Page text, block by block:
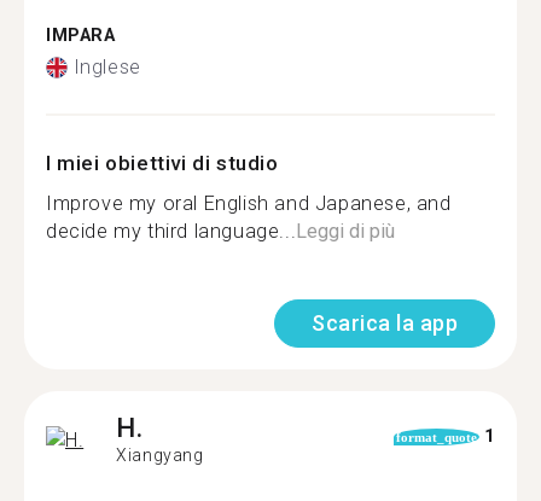
IMPARA
Inglese
I miei obiettivi di studio
Improve my oral English and Japanese, and
decide my third language...Leggi di più
Scarica la app
H.
Xiangyang
format_quote 1